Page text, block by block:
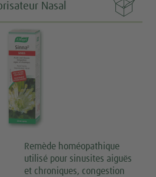

Nasal
Remède homéopathique
utilisé pour sinusites aiguës
et chroniques, congestion